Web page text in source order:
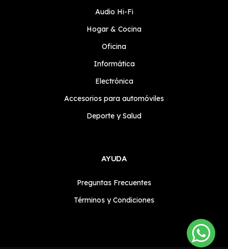
Audio Hi-Fi
Hogar & Cocina
Oficina
Informática
Electrónica
Accesorios para automóviles
Deporte y Salud
AYUDA
Preguntas Frecuentes
Términos y Condiciones